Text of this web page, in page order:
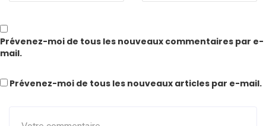
Prévenez-moi de tous les nouveaux commentaires par e-
mail.
Prévenez-moi de tous les nouveaux articles par e-mail.